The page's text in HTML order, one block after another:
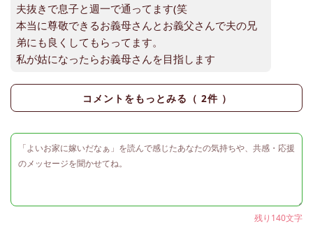
夫抜きで息子と週一で通ってます(笑
本当に尊敬できるお義母さんとお義父さんで夫の兄
弟にも良くしてもらってます。
私が姑になったらお義母さんを目指します
コメントをもっとみる（ 2件 ）
残り140文字